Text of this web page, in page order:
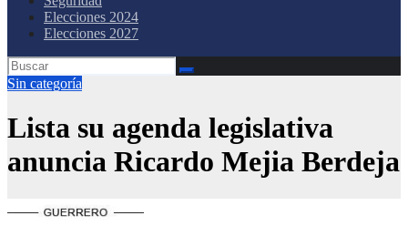
Elecciones 2024
Elecciones 2027
Sin categoría
Lista su agenda legislativa
anuncia Ricardo Mejia Berdeja